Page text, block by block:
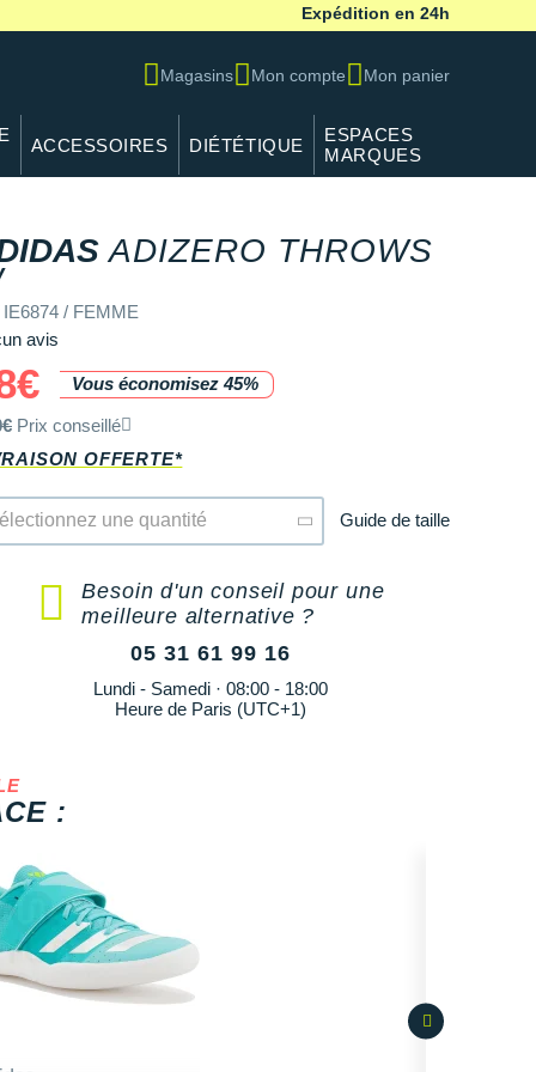
Expédition en 24h
Magasins Mon compte Mon panier
ACCESSOIRES DIÉTÉTIQUE
ESPACES
MARQUES
ADIZERO THROWS
REF IE6874 / FEMME
IE6874 / FEMME
avis
Vous économisez 45%
Prix conseillé
OFFERTE*
une quantité Guide de taille
Besoin d'un conseil pour une
meilleure alternative ?
05 31 61 99 16
Lundi - Samedi · 08:00 - 18:00
Heure de Paris (UTC+1)
: